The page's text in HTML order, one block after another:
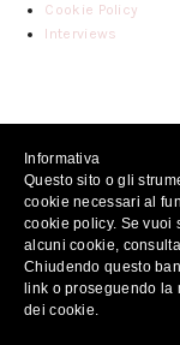
Cookie Policy
Interviews
Informativa
Questo sito o gli
cookie necessari al
cookie policy. Se vuoi
alcuni cookie,
Chiudendo questo
link o proseguendo la
dei cookie.